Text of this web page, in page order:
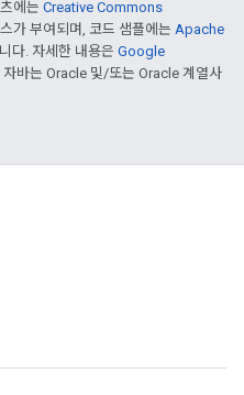
에는 Creative Commons
가 부여되며, 코드 샘플에는 Apache
다. 자세한 내용은 Google
자바는 Oracle 및/또는 Oracle 계열사